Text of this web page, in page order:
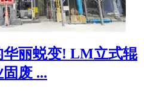
华丽蜕变! LM立式辊
废 ...